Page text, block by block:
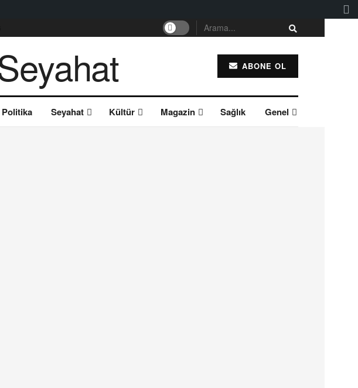
ABONE OL
Politika Seyahat Kültür Magazin Sağlık Genel